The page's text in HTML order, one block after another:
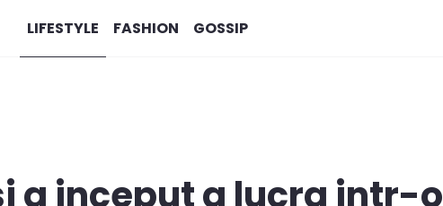
LIFESTYLE FASHION GOSSIP
a inceput a lucra intr-o